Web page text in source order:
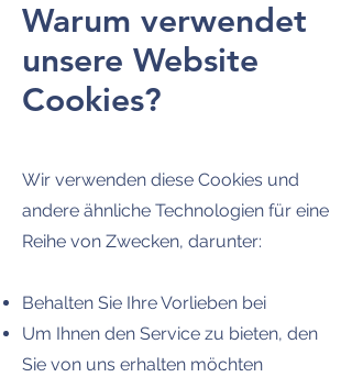
Warum verwendet
unsere Website
Cookies?
Wir verwenden diese Cookies und
andere ähnliche Technologien für eine
Reihe von Zwecken, darunter:​​
Behalten Sie Ihre Vorlieben bei
Um Ihnen den Service zu bieten, den
Sie von uns erhalten möchten